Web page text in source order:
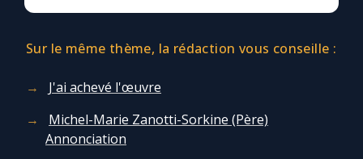
Sur le même thème, la rédaction vous conseille :
J'ai achevé l'œuvre
Michel-Marie Zanotti-Sorkine (Père)
Annonciation